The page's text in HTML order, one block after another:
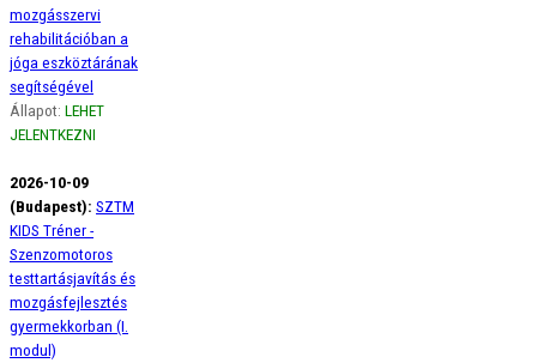
mozgásszervi
rehabilitációban a
jóga eszköztárának
segítségével
Állapot: LEHET
JELENTKEZNI
2026-10-09
(Budapest): SZTM
KIDS Tréner -
Szenzomotoros
testtartásjavítás és
mozgásfejlesztés
gyermekkorban (I.
modul)